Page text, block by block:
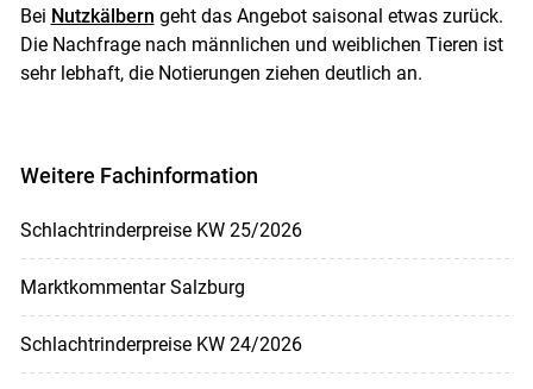
Skip to main content
Bei Nutzkälbern geht das Angebot saisonal etwas zurück.
Die Nachfrage nach männlichen und weiblichen Tieren ist
sehr lebhaft, die Notierungen ziehen deutlich an.
Weitere Fachinformation
Schlachtrinderpreise KW 25/2026
Marktkommentar Salzburg
Schlachtrinderpreise KW 24/2026